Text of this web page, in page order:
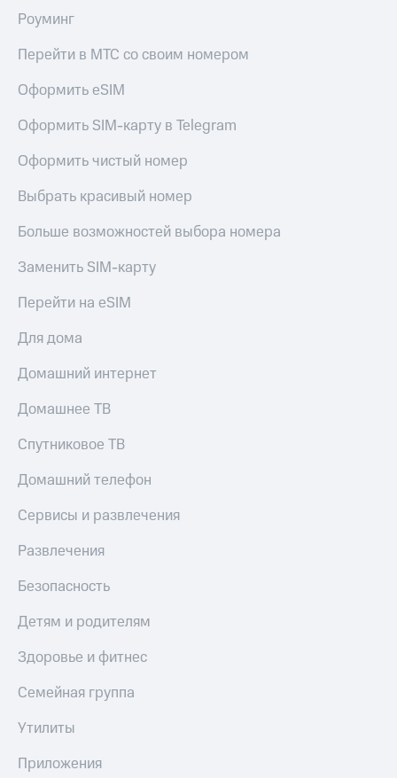
Роуминг
Перейти в МТС со своим номером
Оформить eSIM
Оформить SIM-карту в Telegram
Оформить чистый номер
Выбрать красивый номер
Больше возможностей выбора номера
Заменить SIM-карту
Перейти на eSIM
Для дома
Домашний интернет
Домашнее ТВ
Спутниковое ТВ
Домашний телефон
Сервисы и развлечения
Развлечения
Безопасность
Детям и родителям
Здоровье и фитнес
Семейная группа
Утилиты
Приложения